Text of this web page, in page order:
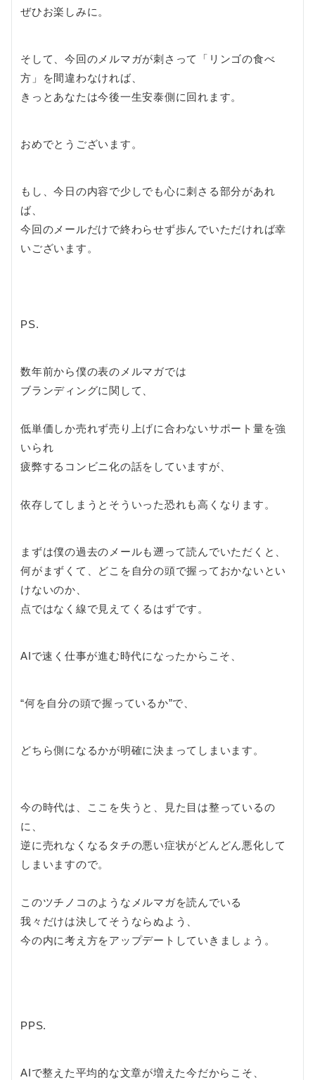
ぜひお楽しみに。
そして、今回のメルマガが刺さって「リンゴの食べ
方」を間違わなければ、
きっとあなたは今後一生安泰側に回れます。
おめでとうございます。
もし、今日の内容で少しでも心に刺さる部分があれ
ば、
今回のメールだけで終わらせず歩んでいただければ幸
いございます。
PS.
数年前から僕の表のメルマガでは
ブランディングに関して、
低単価しか売れず売り上げに合わないサポート量を強
いられ
疲弊するコンビニ化の話をしていますが、
依存してしまうとそういった恐れも高くなります。
まずは僕の過去のメールも遡って読んでいただくと、
何がまずくて、どこを自分の頭で握っておかないとい
けないのか、
点ではなく線で見えてくるはずです。
AIで速く仕事が進む時代になったからこそ、
“何を自分の頭で握っているか”で、
どちら側になるかが明確に決まってしまいます。
今の時代は、ここを失うと、見た目は整っているの
に、
逆に売れなくなるタチの悪い症状がどんどん悪化して
しまいますので。
このツチノコのようなメルマガを読んでいる
我々だけは決してそうならぬよう、
今の内に考え方をアップデートしていきましょう。
PPS.
AIで整えた平均的な文章が増えた今だからこそ、